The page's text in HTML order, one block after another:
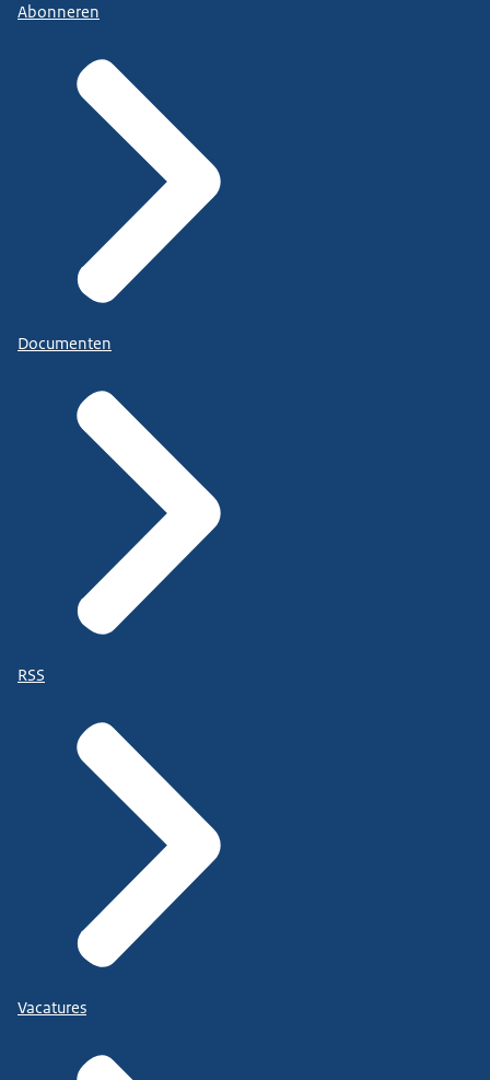
Abonneren
Documenten
RSS
Vacatures